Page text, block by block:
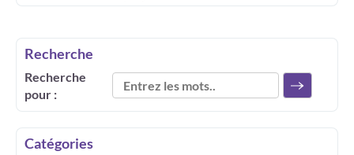
Recherche
Recherche
pour :
Catégories